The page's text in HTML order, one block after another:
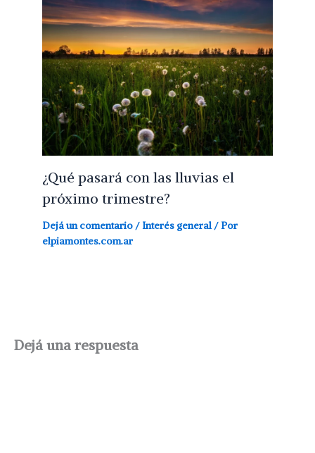
¿Qué pasará con las lluvias el
próximo trimestre?
Dejá un comentario / Interés general/ Por
elpiamontes.com.ar
Dejá una respuesta